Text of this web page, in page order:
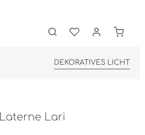
DEKORATIVES LICHT
Laterne Lari